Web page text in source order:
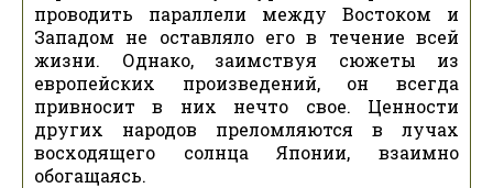
проводить параллели между Востоком и
Западом не оставляло его в течение всей
жизни. Однако, заимствуя сюжеты из
европейских произведений, он всегда
привносит в них нечто свое. Ценности
других народов преломляются в лучах
восходящего солнца Японии, взаимно
обогащаясь.